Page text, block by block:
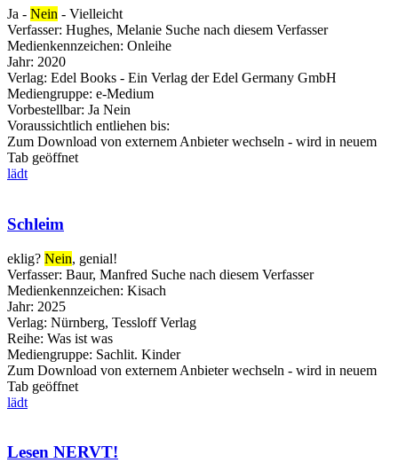
Ja - Nein - Vielleicht
Verfasser: Hughes, Melanie Suche nach diesem Verfasser
Medienkennzeichen: Onleihe
Jahr: 2020
Verlag: Edel Books - Ein Verlag der Edel Germany GmbH
Mediengruppe: e-Medium
Vorbestellbar: Ja Nein
Voraussichtlich entliehen bis:
Zum Download von externem Anbieter wechseln - wird in neuem
Tab geöffnet
lädt
Schleim
eklig? Nein, genial!
Verfasser: Baur, Manfred Suche nach diesem Verfasser
Medienkennzeichen: Kisach
Jahr: 2025
Verlag: Nürnberg, Tessloff Verlag
Reihe: Was ist was
Mediengruppe: Sachlit. Kinder
Zum Download von externem Anbieter wechseln - wird in neuem
Tab geöffnet
lädt
Lesen NERVT!